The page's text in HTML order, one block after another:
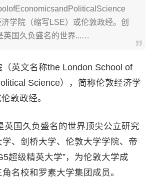
学院（缩写LSE）或伦敦政经。创
英国久负盛名的世界...…
英文名称the London School of
Science），简称伦敦经济学
敦政经。
英国久负盛名的世界顶尖公立研究
、剑桥大学、伦敦大学学院、帝
超级精英大学”，为伦敦大学成
名校和罗素大学集团成员。